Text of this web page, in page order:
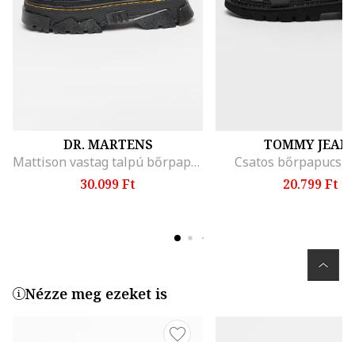
DR. MARTENS
Mattison vastag talpú bőrpapucs, Fekete
30.099 Ft
TOMMY
Csatos bőrpapucs,
20.799 Ft
Nézze meg ezeket is